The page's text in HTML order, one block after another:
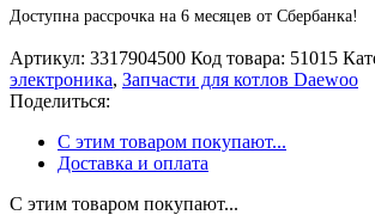
Доступна рассрочка на 6 месяцев от Сбербанка!
Артикул: 3317904500 Код товара: 51015
электроника, Запчасти для котлов Daewoo
Поделиться:
С этим товаром покупают...
Доставка и оплата
С этим товаром покупают...